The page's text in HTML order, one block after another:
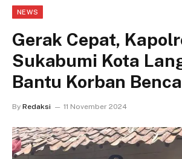
NEWS
Gerak Cepat,
Sukabumi Kota
Bantu Korban
By Redaksi 11 November 2024